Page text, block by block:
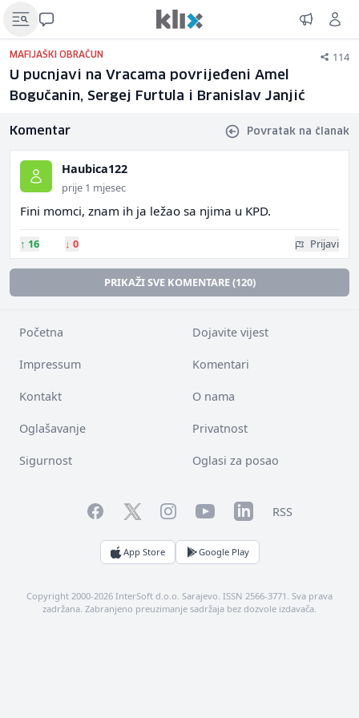
MAFIJAŠKI OBRAČUN 114
U pucnjavi na Vracama povrijeđeni Amel
Bogučanin, Sergej Furtula i Branislav Janjić
Komentar Povratak na članak
Haubica122
prije 1 mjesec
Fini momci, znam ih ja ležao sa njima u KPD.
↑ 16 ↓ 0 Prijavi
PRIKAŽI SVE KOMENTARE (120)
Početna Dojavite vijest
Impressum Komentari
Kontakt O nama
Oglašavanje Privatnost
Sigurnost Oglasi za posao
FacebookTwitterInstagramYouTubeLinkedInRSS
App Store Google Play
Copyright 2000-2026 InterSoft d.o.o. Sarajevo. ISSN 2566-3771. Sva prava
zadržana. Zabranjeno preuzimanje sadržaja bez dozvole izdavača.